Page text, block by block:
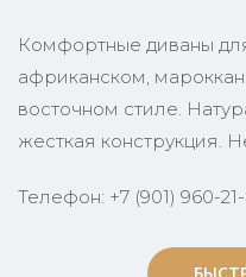
Комфортные диваны
африканском,
восточном стиле.
жесткая конструкция.
Телефон: +7 (901) 960-